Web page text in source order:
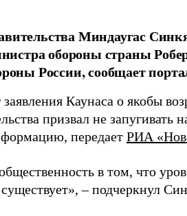
Миндаугас
обороны страны
России, сообщает
Каунаса о якобы
призвал не запугивать
передает РИА
в том, что
– подчеркнул